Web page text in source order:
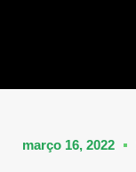
março 16, 2022